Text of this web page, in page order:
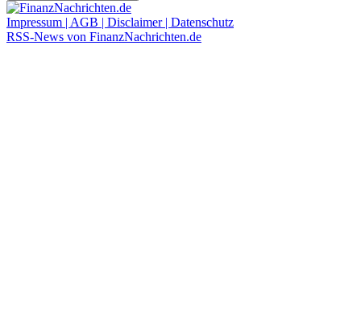
Impressum | AGB | Disclaimer | Datenschutz
RSS-News von FinanzNachrichten.de